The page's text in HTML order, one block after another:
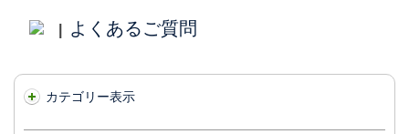
よくあるご質問
カテゴリー表示